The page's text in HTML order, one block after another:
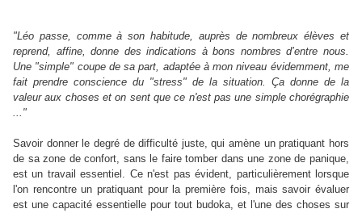
"Léo passe, comme à son habitude, auprès de nombreux élèves et
reprend, affine, donne des indications à bons nombres d’entre nous.
Une "simple" coupe de sa part, adaptée à mon niveau évidemment, me
fait prendre conscience du "stress" de la situation. Ça donne de la
valeur aux choses et on sent que ce n'est pas une simple chorégraphie
..."
Savoir donner le degré de difficulté juste, qui amène un pratiquant hors
de sa zone de confort, sans le faire tomber dans une zone de panique,
est un travail essentiel. Ce n'est pas évident, particulièrement lorsque
l'on rencontre un pratiquant pour la première fois, mais savoir évaluer
est une capacité essentielle pour tout budoka, et l'une des choses sur